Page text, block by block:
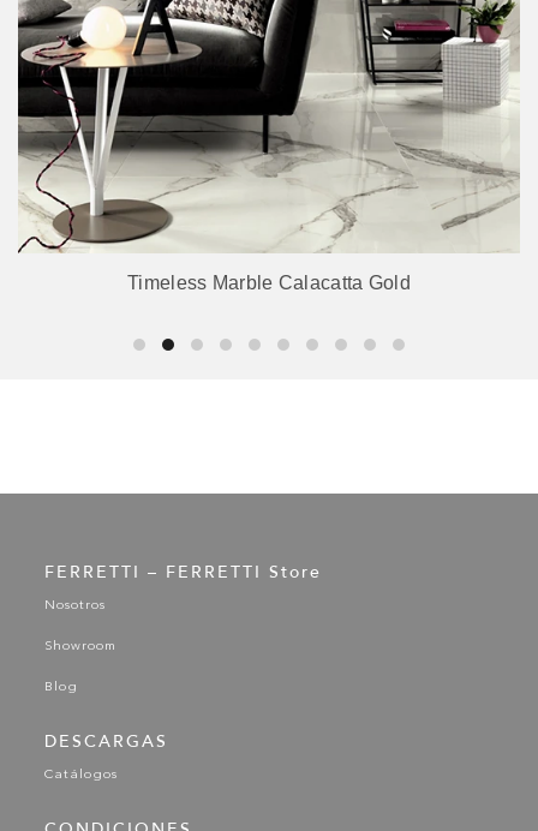
Timeless Marble Calacatta Gold
FERRETTI – FERRETTI Store
Nosotros
Showroom
Blog
DESCARGAS
Catálogos